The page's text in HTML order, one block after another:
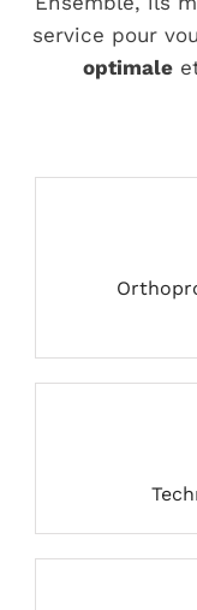
service pour
optimale